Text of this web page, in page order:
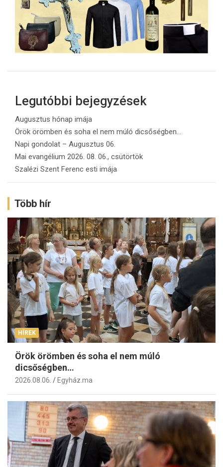
Legutóbbi bejegyzések
Augusztus hónap imája
Örök örömben és soha el nem múló dicsőségben…
Napi gondolat – Augusztus 06.
Mai evangélium 2026. 08. 06., csütörtök
Szalézi Szent Ferenc esti imája
Több hír
HÍREK
Örök örömben és soha el nem múló
dicsőségben…
2026.08.06. Egyház.ma